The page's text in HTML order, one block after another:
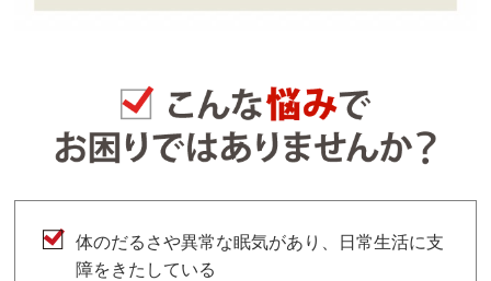
体のだるさや異常な眠気があり、日常生活に支
障をきたしている